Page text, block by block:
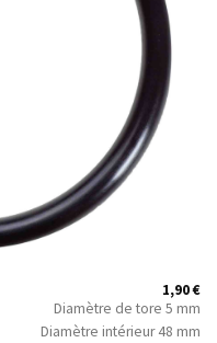
1,90€
Diamètre de tore 5 mm
Diamètre intérieur 48 mm